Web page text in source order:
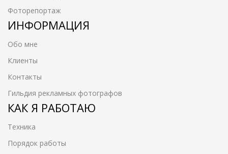
Фоторепортаж
ИНФОРМАЦИЯ
Обо мне
Клиенты
Контакты
Гильдия рекламных фотографов
КАК Я РАБОТАЮ
Техника
Порядок работы